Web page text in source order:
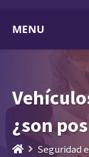
MENU
¿son
Seguridad